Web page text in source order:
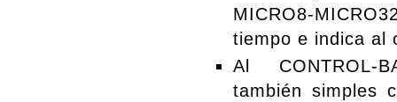
MICRO8-
tiempo e indica al
Al CONTROL-
también simples